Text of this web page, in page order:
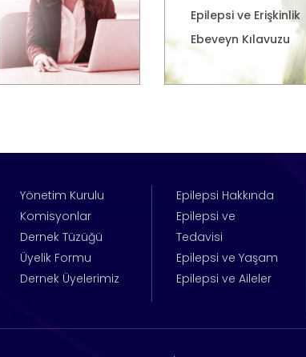
Epilepsi ve Erişkinlik
Ebeveyn Kılavuzu
Yönetim Kurulu
Komisyonlar
Dernek Tüzüğü
Üyelik Formu
Dernek Üyelerimiz
Epilepsi Hakkında
Epilepsi ve
Tedavisi
Epilepsi ve Yaşam
Epilepsi ve Aileler